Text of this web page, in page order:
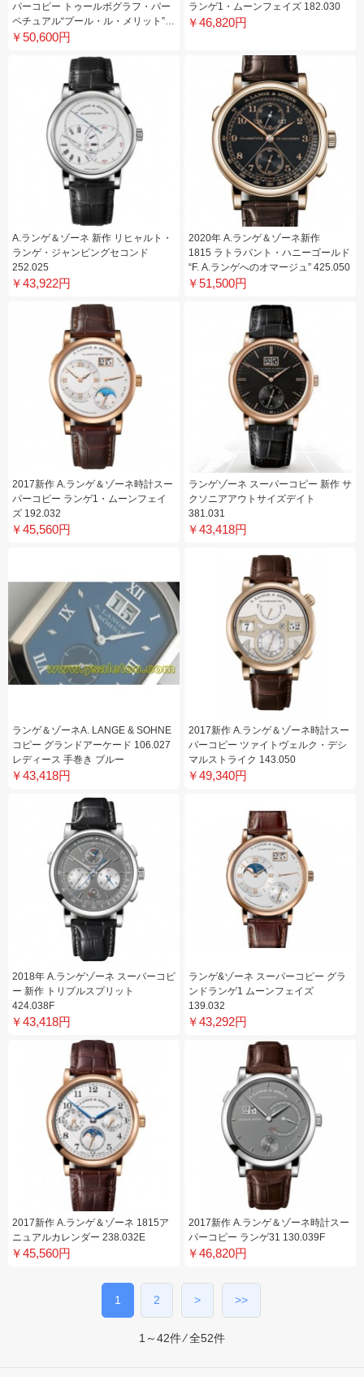
パーコピー トゥールボグラフ・パー
ペチュアル“プール・ル・メリット”
706.025FE
￥50,600円
ランゲ1・ムーンフェイズ 182.030
￥46,820円
A.ランゲ＆ゾーネ 新作 リヒャルト・
ランゲ・ジャンピングセコンド
252.025
￥43,922円
2020年 A.ランゲ＆ゾーネ新作
1815 ラトラパント・ハニーゴールド
“F. A.ランゲへのオマージュ” 425.050
￥51,500円
2017新作 A.ランゲ＆ゾーネ時計スー
パーコピー ランゲ1・ムーンフェイ
ズ 192.032
￥45,560円
ランゲゾーネ スーパーコピー 新作 サ
クソニアアウトサイズデイト
381.031
￥43,418円
ランゲ＆ゾーネA. LANGE & SOHNE
コピー グランドアーケード 106.027
レディース 手巻き ブルー
￥43,418円
2017新作 A.ランゲ＆ゾーネ時計スー
パーコピー ツァイトヴェルク・デシ
マルストライク 143.050
￥49,340円
2018年 A.ランゲゾーネ スーパーコピ
ー 新作 トリプルスプリット
424.038F
￥43,418円
ランゲ&ゾーネ スーパーコピー グラ
ンドランゲ1 ムーンフェイズ
139.032
￥43,292円
2017新作 A.ランゲ＆ゾーネ 1815ア
ニュアルカレンダー 238.032E
￥45,560円
2017新作 A.ランゲ＆ゾーネ時計スー
パーコピー ランゲ31 130.039F
￥46,820円
1 2 > >>
1～42件 ⁄ 全52件